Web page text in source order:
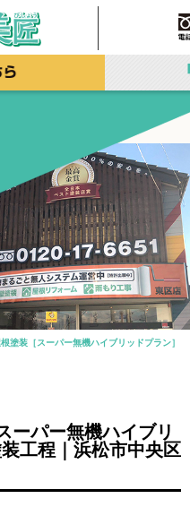
根塗装［スーパー無機ハイブリッドプラン］
ーパー無機ハイブリ
工程｜浜松市中央区